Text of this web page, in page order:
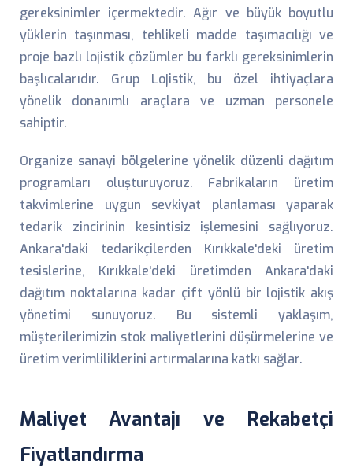
gereksinimler içermektedir. Ağır ve büyük boyutlu
yüklerin taşınması, tehlikeli madde taşımacılığı ve
proje bazlı lojistik çözümler bu farklı gereksinimlerin
başlıcalarıdır. Grup Lojistik, bu özel ihtiyaçlara
yönelik donanımlı araçlara ve uzman personele
sahiptir.
Organize sanayi bölgelerine yönelik düzenli dağıtım
programları oluşturuyoruz. Fabrikaların üretim
takvimlerine uygun sevkiyat planlaması yaparak
tedarik zincirinin kesintisiz işlemesini sağlıyoruz.
Ankara'daki tedarikçilerden Kırıkkale'deki üretim
tesislerine, Kırıkkale'deki üretimden Ankara'daki
dağıtım noktalarına kadar çift yönlü bir lojistik akış
yönetimi sunuyoruz. Bu sistemli yaklaşım,
müşterilerimizin stok maliyetlerini düşürmelerine ve
üretim verimliliklerini artırmalarına katkı sağlar.
Maliyet Avantajı ve Rekabetçi
Fiyatlandırma